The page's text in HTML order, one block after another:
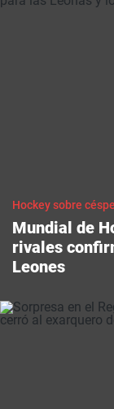
hockey sobre
Mundial de
rivales
Leones